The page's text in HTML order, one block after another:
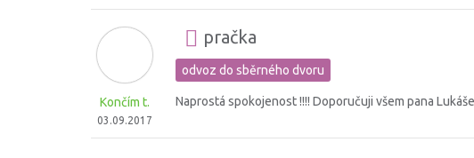
Končím t.
03.09.2017
pračka
odvoz do sběrného dvoru
Naprostá spokojenost !!!! Doporučuji všem pana